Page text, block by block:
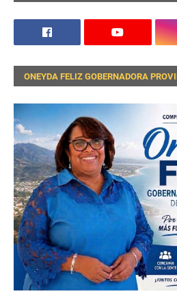
ONEYDA FELIZ GOBERNADORA